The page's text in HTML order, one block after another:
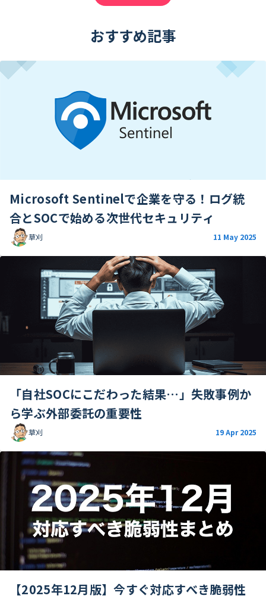
おすすめ記事
Microsoft Sentinelで企業を守る！ログ統
合とSOCで始める次世代セキュリティ
草刈 11 May 2025
「自社SOCにこだわった結果…」失敗事例か
ら学ぶ外部委託の重要性
草刈 19 Apr 2025
【2025年12月版】今すぐ対応すべき脆弱性